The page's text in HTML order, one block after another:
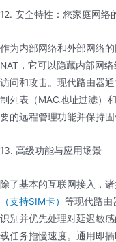
12. 安全特性：您家庭网络
作为内部网络和外部网络
NAT，它可以隐藏内部网
访问和攻击。现代路由器
制列表（MAC地址过滤）
要的远程管理功能并保持
13. 高级功能与应用场景
除了基本的互联网接入，诸
（支持SIM卡） 等现代路由
识别并优先处理对延迟敏
载任务拖慢速度。通用即